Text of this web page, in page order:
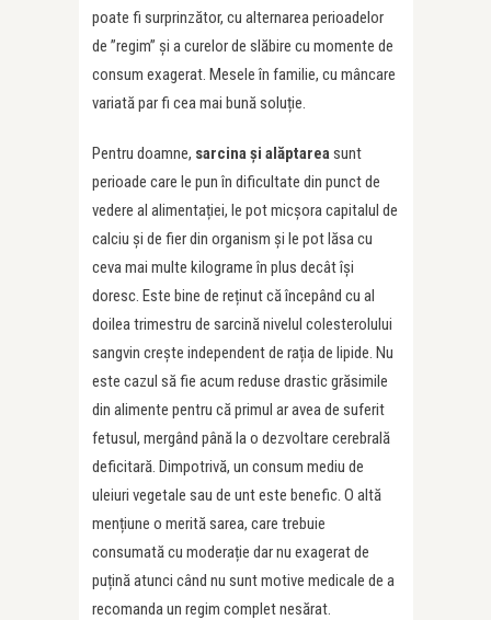
poate fi surprinzător, cu alternarea perioadelor
de ”regim” și a curelor de slăbire cu momente de
consum exagerat. Mesele în familie, cu mâncare
variată par fi cea mai bună soluție.
Pentru doamne, sarcina și alăptareasunt
perioade care le pun în dificultate din punct de
vedere al alimentației, le pot micșora capitalul de
calciu și de fier din organism și le pot lăsa cu
ceva mai multe kilograme în plus decât își
doresc. Este bine de reținut că începând cu al
doilea trimestru de sarcină nivelul colesterolului
sangvin crește independent de rația de lipide. Nu
este cazul să fie acum reduse drastic grăsimile
din alimente pentru că primul ar avea de suferit
fetusul, mergând până la o dezvoltare cerebrală
deficitară. Dimpotrivă, un consum mediu de
uleiuri vegetale sau de unt este benefic. O altă
mențiune o merită sarea, care trebuie
consumată cu moderație dar nu exagerat de
puțină atunci când nu sunt motive medicale de a
recomanda un regim complet nesărat.